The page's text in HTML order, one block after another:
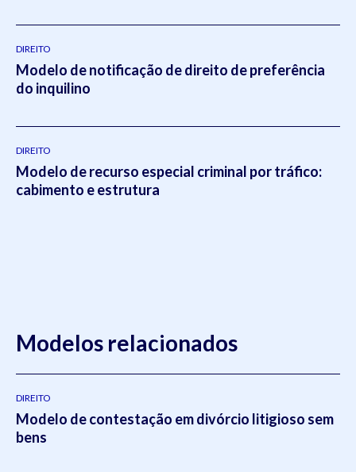
DIREITO
Modelo de notificação de direito de preferência
do inquilino
DIREITO
Modelo de recurso especial criminal por tráfico:
cabimento e estrutura
Modelos relacionados
DIREITO
Modelo de contestação em divórcio litigioso sem
bens